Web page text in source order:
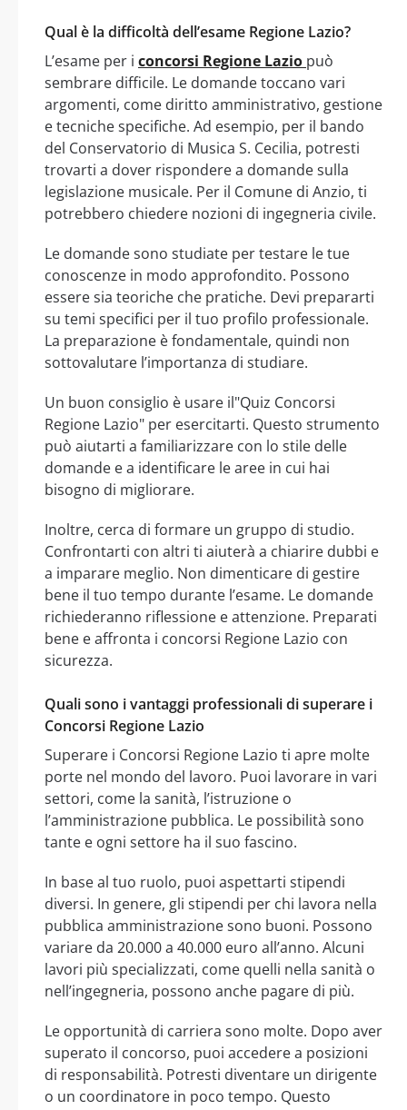
Qual è la difficoltà dell’esame Regione Lazio?
L’esame per i concorsi Regione Lazio può
sembrare difficile. Le domande toccano vari
argomenti, come diritto amministrativo, gestione
e tecniche specifiche. Ad esempio, per il bando
del Conservatorio di Musica S. Cecilia, potresti
trovarti a dover rispondere a domande sulla
legislazione musicale. Per il Comune di Anzio, ti
potrebbero chiedere nozioni di ingegneria civile.
Le domande sono studiate per testare le tue
conoscenze in modo approfondito. Possono
essere sia teoriche che pratiche. Devi prepararti
su temi specifici per il tuo profilo professionale.
La preparazione è fondamentale, quindi non
sottovalutare l’importanza di studiare.
Un buon consiglio è usare il"Quiz Concorsi
Regione Lazio" per esercitarti. Questo strumento
può aiutarti a familiarizzare con lo stile delle
domande e a identificare le aree in cui hai
bisogno di migliorare.
Inoltre, cerca di formare un gruppo di studio.
Confrontarti con altri ti aiuterà a chiarire dubbi e
a imparare meglio. Non dimenticare di gestire
bene il tuo tempo durante l’esame. Le domande
richiederanno riflessione e attenzione. Preparati
bene e affronta i concorsi Regione Lazio con
sicurezza.
Quali sono i vantaggi professionali di superare i
Concorsi Regione Lazio
Superare i Concorsi Regione Lazio ti apre molte
porte nel mondo del lavoro. Puoi lavorare in vari
settori, come la sanità, l’istruzione o
l’amministrazione pubblica. Le possibilità sono
tante e ogni settore ha il suo fascino.
In base al tuo ruolo, puoi aspettarti stipendi
diversi. In genere, gli stipendi per chi lavora nella
pubblica amministrazione sono buoni. Possono
variare da 20.000 a 40.000 euro all’anno. Alcuni
lavori più specializzati, come quelli nella sanità o
nell’ingegneria, possono anche pagare di più.
Le opportunità di carriera sono molte. Dopo aver
superato il concorso, puoi accedere a posizioni
di responsabilità. Potresti diventare un dirigente
o un coordinatore in poco tempo. Questo